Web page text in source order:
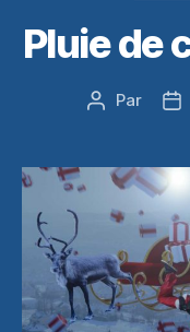
Pluie de
Auteur
Par